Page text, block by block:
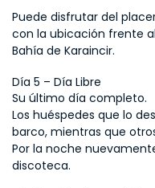
Puede disfrutar del
con la ubicación frente
Bahía de Karaincir.
Día 5 – Día Libre
Su último día completo.
Los huéspedes que lo
barco, mientras que
Por la noche
discoteca.